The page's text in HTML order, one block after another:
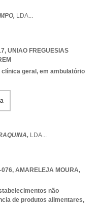
LDA...
, UNIAO FREGUESIAS
geral, em ambulatório
LDA...
076, AMARELEJA MOURA,
não
de produtos alimentares,